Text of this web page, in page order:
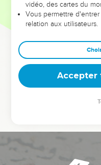
sont elles
Dans cette conférence,
clés pour avancer avec
deviennent vos
équipe, un groupe ou
vidéo, des cartes du
Vous permettre
relation aux utilisateurs.
Accepter